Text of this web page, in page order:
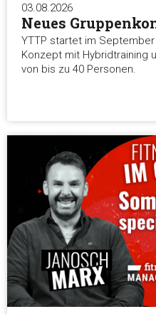
03.08.2026
Neues
YTTP startet im
Konzept mit Hybridtraining
von bis zu 40 Personen.